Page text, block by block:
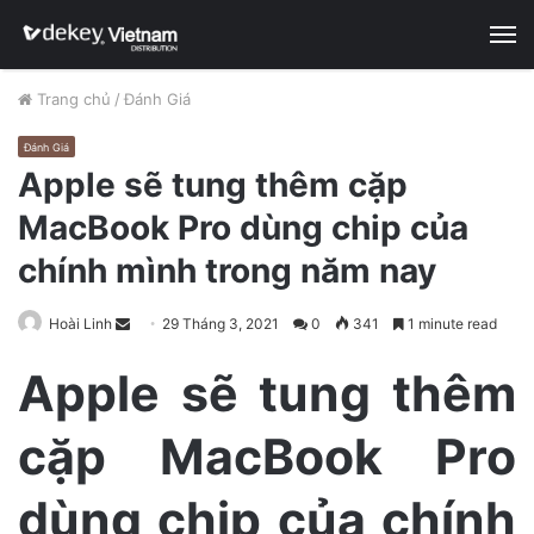
Trang chủ / Đánh Giá
Đánh Giá
Apple sẽ tung thêm cặp
MacBook Pro dùng chip của
chính mình trong năm nay
Hoài Linh
d
m
29 Tháng 3, 2021 0 341 1 minute read
Apple sẽ tung thêm
cặp MacBook Pro
dùng chip của chính